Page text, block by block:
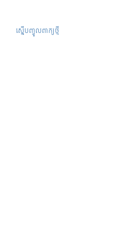
ស្នើបញ្ចូលពាក្យថ្មី